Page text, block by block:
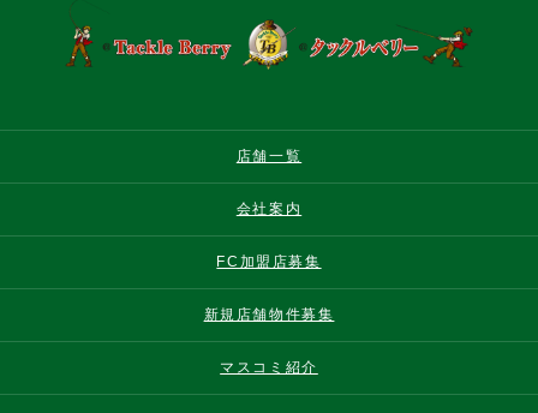
店舗一覧
会社案内
FC加盟店募集
新規店舗物件募集
マスコミ紹介